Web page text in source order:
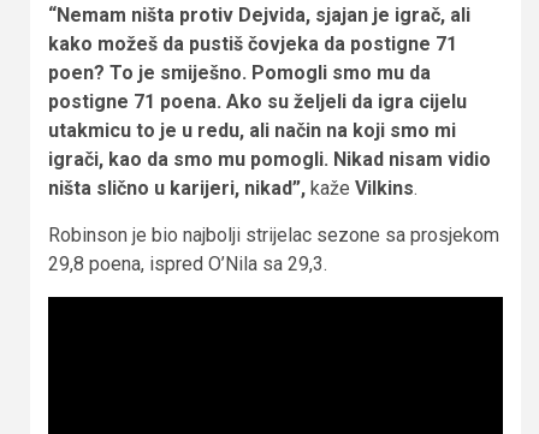
“Nemam ništa protiv Dejvida, sjajan je igrač, ali
kako možeš da pustiš čovjeka da postigne 71
poen? To je smiješno. Pomogli smo mu da
postigne 71 poena. Ako su željeli da igra cijelu
utakmicu to je u redu, ali način na koji smo mi
igrači, kao da smo mu pomogli. Nikad nisam vidio
ništa slično u karijeri, nikad”, kaže Vilkins.
Robinson je bio najbolji strijelac sezone sa prosjekom
29,8 poena, ispred O’Nila sa 29,3.